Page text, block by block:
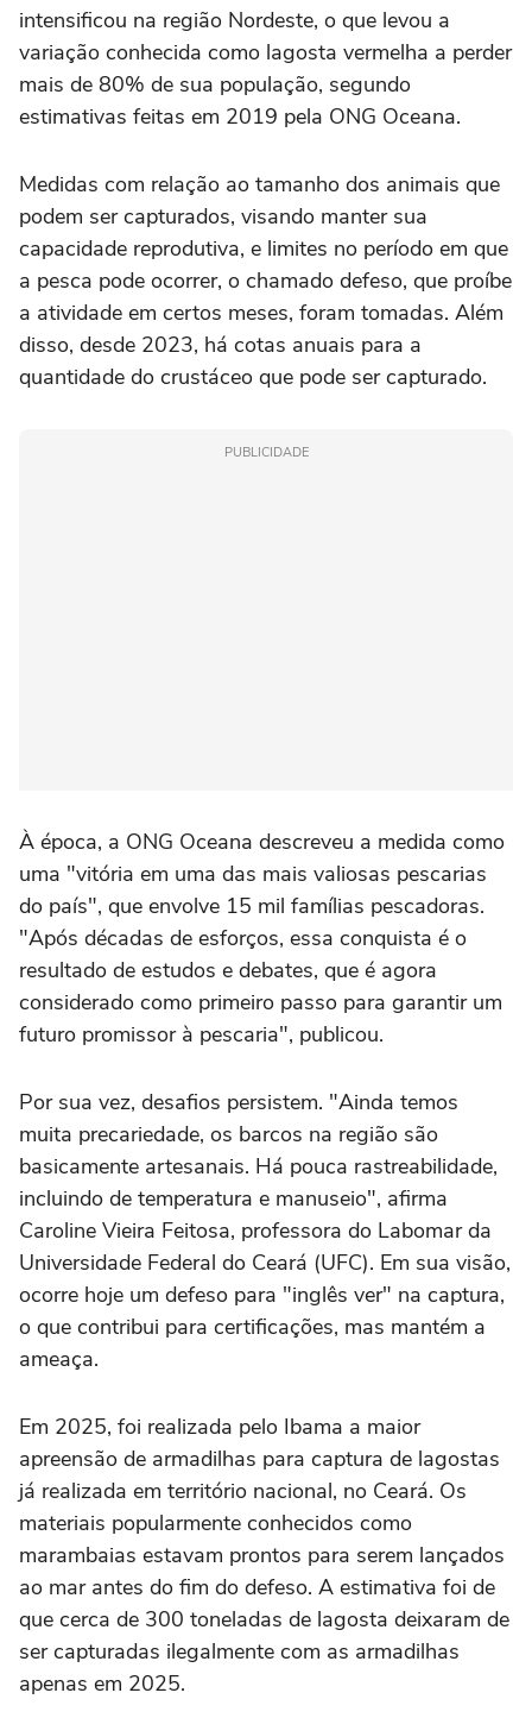
intensificou na região Nordeste, o que levou a
variação conhecida como lagosta vermelha a perder
mais de 80% de sua população, segundo
estimativas feitas em 2019 pela ONG Oceana.
Medidas com relação ao tamanho dos animais que
podem ser capturados, visando manter sua
capacidade reprodutiva, e limites no período em que
a pesca pode ocorrer, o chamado defeso, que proíbe
a atividade em certos meses, foram tomadas. Além
disso, desde 2023, há cotas anuais para a
quantidade do crustáceo que pode ser capturado.
PUBLICIDADE
À época, a ONG Oceana descreveu a medida como
uma "vitória em uma das mais valiosas pescarias
do país", que envolve 15 mil famílias pescadoras.
"Após décadas de esforços, essa conquista é o
resultado de estudos e debates, que é agora
considerado como primeiro passo para garantir um
futuro promissor à pescaria", publicou.
Por sua vez, desafios persistem. "Ainda temos
muita precariedade, os barcos na região são
basicamente artesanais. Há pouca rastreabilidade,
incluindo de temperatura e manuseio", afirma
Caroline Vieira Feitosa, professora do Labomar da
Universidade Federal do Ceará (UFC). Em sua visão,
ocorre hoje um defeso para "inglês ver" na captura,
o que contribui para certificações, mas mantém a
ameaça.
Em 2025, foi realizada pelo Ibama a maior
apreensão de armadilhas para captura de lagostas
já realizada em território nacional, no Ceará. Os
materiais popularmente conhecidos como
marambaias estavam prontos para serem lançados
ao mar antes do fim do defeso. A estimativa foi de
que cerca de 300 toneladas de lagosta deixaram de
ser capturadas ilegalmente com as armadilhas
apenas em 2025.